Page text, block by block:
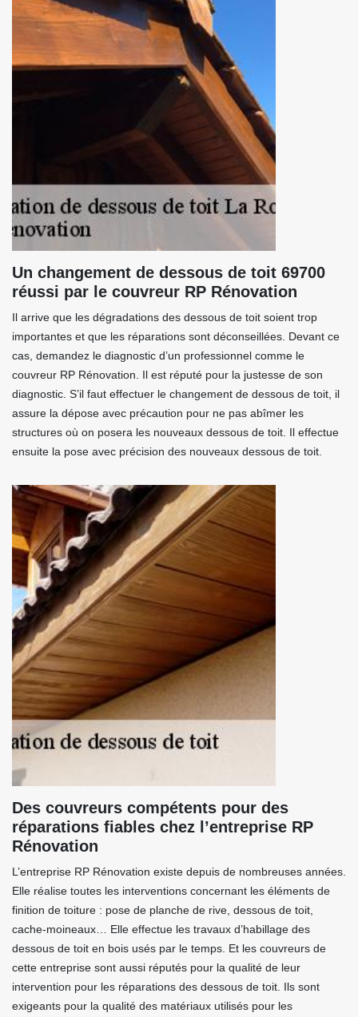
Un changement de dessous de toit 69700
réussi par le couvreur RP Rénovation
Il arrive que les dégradations des dessous de toit soient trop
importantes et que les réparations sont déconseillées. Devant ce
cas, demandez le diagnostic d’un professionnel comme le
couvreur RP Rénovation. Il est réputé pour la justesse de son
diagnostic. S’il faut effectuer le changement de dessous de toit, il
assure la dépose avec précaution pour ne pas abîmer les
structures où on posera les nouveaux dessous de toit. Il effectue
ensuite la pose avec précision des nouveaux dessous de toit.
Des couvreurs compétents pour des
réparations fiables chez l’entreprise RP
Rénovation
L’entreprise RP Rénovation existe depuis de nombreuses années.
Elle réalise toutes les interventions concernant les éléments de
finition de toiture : pose de planche de rive, dessous de toit,
cache-moineaux… Elle effectue les travaux d’habillage des
dessous de toit en bois usés par le temps. Et les couvreurs de
cette entreprise sont aussi réputés pour la qualité de leur
intervention pour les réparations des dessous de toit. Ils sont
exigeants pour la qualité des matériaux utilisés pour les